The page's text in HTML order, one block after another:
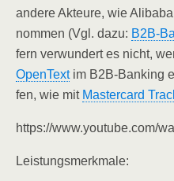
ande­re Akteu­re, wie
nom­men (Vgl. dazu: B2B-
fern ver­wun­dert es nicht,
Open­Textim B2B-Ban­king
fen, wie mit Mas­ter­card
https://www.youtube.com/
Leis­tungs­merk­ma­le: